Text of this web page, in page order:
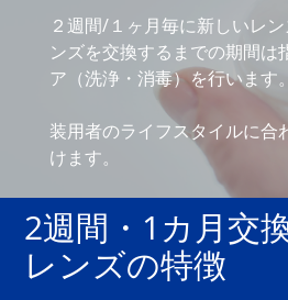
乱視用
マルチフォーカル
カラー
レンズケア製品
MARLO
２週間/１ヶ月毎に新しいレ
ンズを交換するまでの期間は
ア（洗浄・消毒）を行います。
装用者のライフスタイルに合
けます。
2週間・1カ月交
レンズの特徴